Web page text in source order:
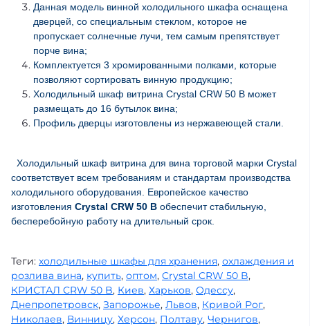
Данная модель винной холодильного шкафа оснащена
дверцей, со специальным стеклом, которое не
пропускает солнечные лучи, тем самым препятствует
порче вина;
Комплектуется 3 хромированными полками, которые
позволяют сортировать винную продукцию;
Холодильный шкаф витрина Crystal CRW 50 B может
размещать до 16 бутылок вина;
Профиль дверцы изготовлены из нержавеющей стали.
Холодильный шкаф витрина для вина торговой марки Crystal
соответствует всем требованиям и стандартам производства
холодильного оборудования. Европейское качество
изготовления Crystal CRW 50 B обеспечит стабильную,
бесперебойную работу на длительный срок.
Теги: холодильные шкафы для хранения, охлаждения и
розлива вина, купить, оптом, Crystal CRW 50 B,
КРИСТАЛ CRW 50 B, Киев, Харьков, Одессу,
Днепропетровск, Запорожье, Львов, Кривой Рог,
Николаев, Винницу, Херсон, Полтаву, Чернигов,